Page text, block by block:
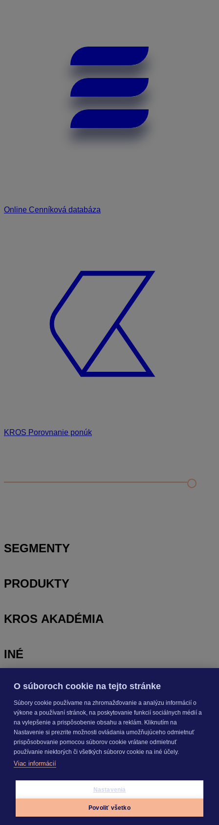
Online Cenníková databáza
KROS Porovnanie ponúk
Editácia položky v paneli podrobností a rozbor položky
SEGMENTY
PRODUKTY
KROS AKADÉMIA
INÉ
OdoberajteNOVINKY
O nás
Copyright © 2026 KROS a. s.
Prihlásiť sa
O súboroch cookie na tejto stránke
Súbory cookie používame na zhromažďovanie a analýzu informácií o
výkone a používaní stránok, na poskytovanie funkcií sociálnych médií a
na vylepšenie a prispôsobenie obsahu a reklám. Kliknutím na
Nastavenie si prezrite možnosti ovládania umožňujúceho odmietnuť
prispôsobovanie pomocou súborov cookie vrátane odmietnuť
používanie niektorých či všetkých súborov cookie na iné účely.
Viac informácií
Nastavenia
Povoliť všetko